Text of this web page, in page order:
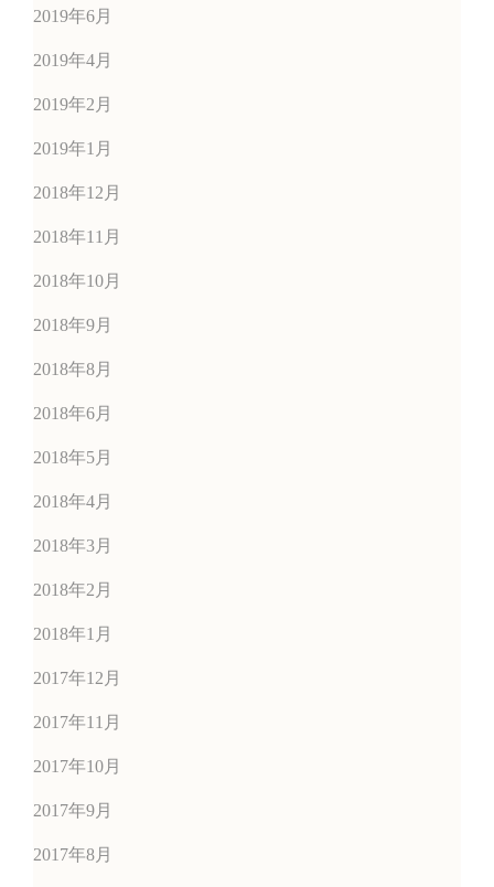
2019年6月
2019年4月
2019年2月
2019年1月
2018年12月
2018年11月
2018年10月
2018年9月
2018年8月
2018年6月
2018年5月
2018年4月
2018年3月
2018年2月
2018年1月
2017年12月
2017年11月
2017年10月
2017年9月
2017年8月